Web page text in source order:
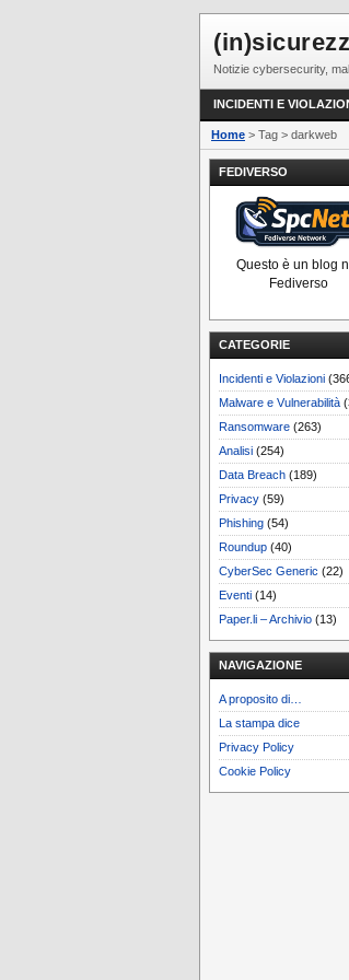
Notizie cybersecurity,
INCIDENTI E
Home > Tag > darkweb
FEDIVERSO
Questo è un blog
Fediverso
CATEGORIE
Incidenti e Violazioni
Malware e Vulnerabilità
Ransomware (263)
Analisi (254)
Data Breach (189)
Privacy (59)
Phishing (54)
Roundup (40)
CyberSec Generic (22)
Eventi (14)
Paper.li – Archivio (13)
NAVIGAZIONE
A proposito di…
La stampa dice
Privacy Policy
Cookie Policy